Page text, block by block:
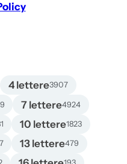
4 lettere3907
7 lettere4924
10 lettere1823
13 lettere479